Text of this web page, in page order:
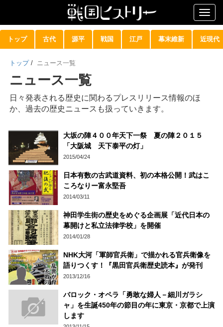
トップ 古代 源平 戦国 江戸 幕末維新 近現代
トップ / ニュース一覧
ニュース一覧
日々発表される歴史に関わるプレスリリース情報のほ
か、過去の歴史ニュースも扱っていきます。
大坂の陣４００年天下一祭 夏の陣２０１５
「大阪城 天下泰平の灯」
2015/04/24
日本有数の古武道資料、初の本格公開！武はこ
ころなりー富永堅吾
2014/03/11
神田学生街の歴史をめぐる企画展「近代日本の
幕開けと私立法律学校」を開催
2014/01/28
NHK大河「軍師官兵衛」で描かれる官兵衛像を
語りつくす！『黒田官兵衛歴史読本』が発刊
2013/12/16
バロック・オペラ「勇敢な婦人－細川ガラシ
ャ」を生誕450年の節目の年に東京・京都で上演
します